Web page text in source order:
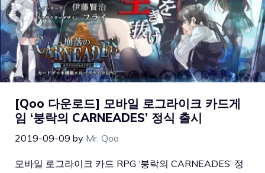
[Qoo 다운로드] 모바일 로그라이크 카드게
임 ‘붕락의 CARNEADES’ 정식 출시
2019-09-09 by Mr. Qoo
모바일 로그라이크 카드 RPG ‘붕락의 CARNEADES’ 정